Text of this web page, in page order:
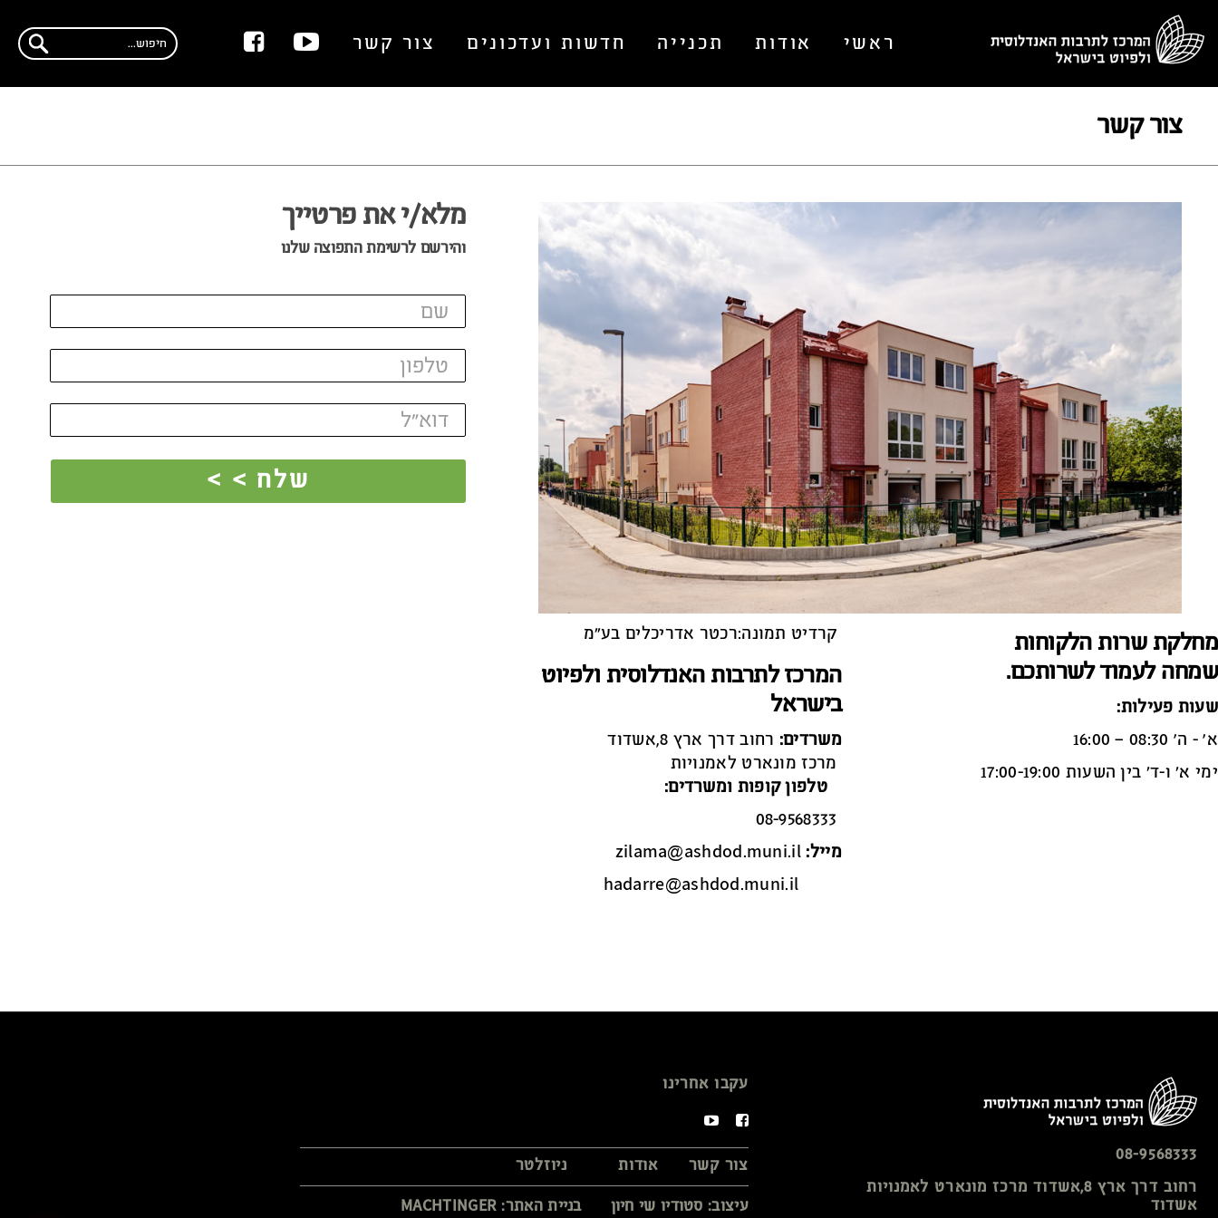
ראשי אודות תכנייה חדשות ועדכונים צור קשר
צור קשר
קרדיט תמונה:רכטר אדריכלים בע״מ
המרכז לתרבות האנדלוסית ולפיוט
בישראל
משרדים: רחוב דרך ארץ 8,אשדוד
:טלפון קופות ומשרדים
מייל: zilama@ashdod.muni.il
hadarre@ashdod.muni.il
מחלקת שרות הלקוחות
שמחה לעמוד לשרותכם.
שעות פעילות:
א' - ה' 08:30 – 16:00
ימי א’ ו-ד’ בין השעות 17:00-19:00
מלא/י את פרטייך
והירשם לרשימת התפוצה שלנו
08-9568333
רחוב דרך ארץ 8,אשדוד מרכז מונארט לאמנויות
אשדוד
עקבו אחרינו
צור קשר אודות
ניוזלטר
עיצוב: סטודיו שי חיון בניית האתר: MACHTINGER